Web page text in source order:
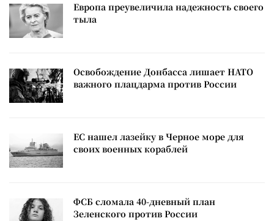
Европа преувеличила надежность своего
тыла
Освобождение Донбасса лишает НАТО
важного плацдарма против России
ЕС нашел лазейку в Черное море для
своих военных кораблей
ФСБ сломала 40-дневный план
Зеленского против России